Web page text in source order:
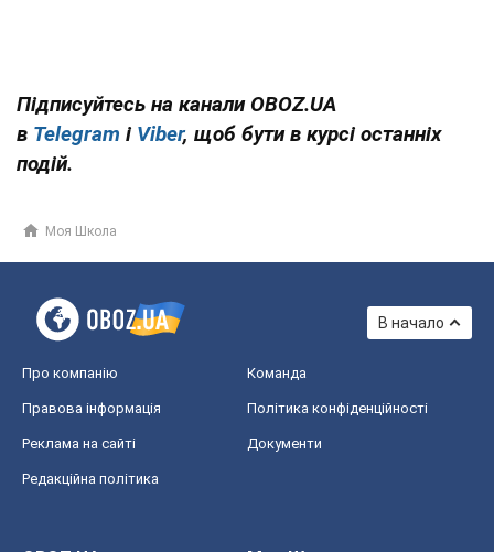
Підписуйтесь на канали OBOZ.UA
в Telegram і Viber, щоб бути в курсі останніх
подій.
Моя Школа
В начало
Про компанію Команда
Правова інформація Політика конфіденційності
Реклама на сайті Документи
Редакційна політика